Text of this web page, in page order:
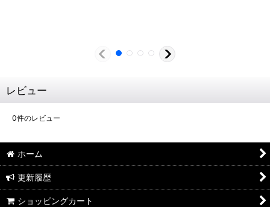
レビュー
0件のレビュー
ホーム
更新履歴
ショッピングカート